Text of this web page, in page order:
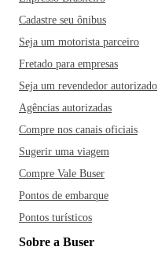
Cadastre seu ônibus
Seja um motorista parceiro
Fretado para empresas
Seja um revendedor autorizado
Agências autorizadas
Compre nos canais oficiais
Sugerir uma viagem
Compre Vale Buser
Pontos de embarque
Pontos turísticos
Sobre a Buser